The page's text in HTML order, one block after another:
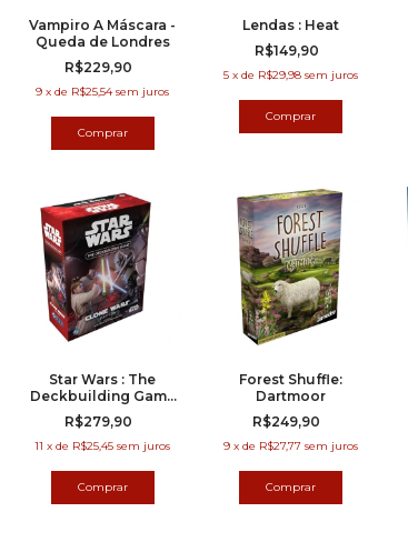
Vampiro A Máscara -
Queda de Londres
R$229,90
9 x de R$25,54 sem juros
Lendas : Heat
R$149,90
5 x de R$29,98 sem juros
Star Wars : The
Deckbuilding Game
– Clone Wars Edition
R$279,90
11 x de R$25,45 sem juros
Forest Shuffle:
Dartmoor
R$249,90
9 x de R$27,77 sem juros